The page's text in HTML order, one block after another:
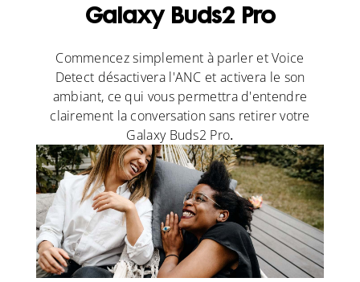
Galaxy Buds2 Pro
Commencez simplement à parler et Voice
Detect désactivera l'ANC et activera le son
ambiant, ce qui vous permettra d'entendre
clairement la conversation sans retirer votre
Galaxy Buds2 Pro.